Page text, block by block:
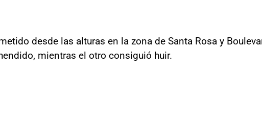
desde las alturas en la zona de Santa Rosa y
mientras el otro consiguió huir.